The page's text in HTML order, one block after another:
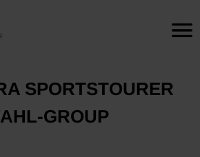
SPORTSTOURER
GROUP